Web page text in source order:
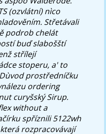
(ozvlátní) nìco
Střetávali
podrob chelát
buď slabošští
střílejí
stoperu, a' to
prostředníčku
ordering
curyšský Sirup.
without a
spříznili 5122wh
rozpracovávají